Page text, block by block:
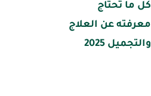
كل ما تحتاج
معرفته عن العلاج
والتجميل 2025